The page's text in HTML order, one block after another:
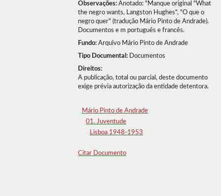
Observações: Anotado: "Manque original "What
the negro wants, Langston Hughes", "O que o
negro quer" (tradução Mário Pinto de Andrade).
Documentos e m português e francês.
Fundo: Arquivo Mário Pinto de Andrade
Tipo Documental: Documentos
Direitos:
A publicação, total ou parcial, deste documento
exige prévia autorização da entidade detentora.
Mário Pinto de Andrade
01. Juventude
Lisboa 1948-1953
Citar Documento